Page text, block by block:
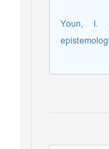
Youn, I.